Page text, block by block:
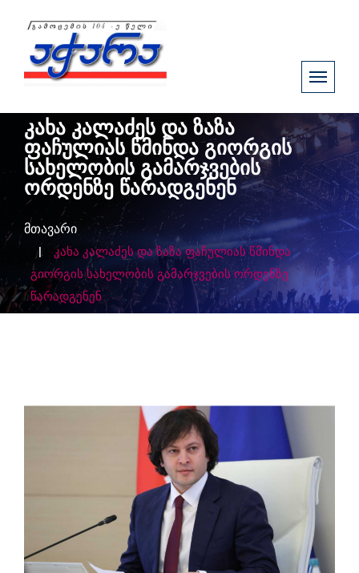
კახა კალაძეს და ზაზა
ფაჩულიას წმინდა გიორგის
სახელობის გამარჯვების
ორდენზე წარადგენენ
მთავარი
კახა კალაძეს და ზაზა ფაჩულიას წმინდა
გიორგის სახელობის გამარჯვების ორდენზე
წარადგენენ